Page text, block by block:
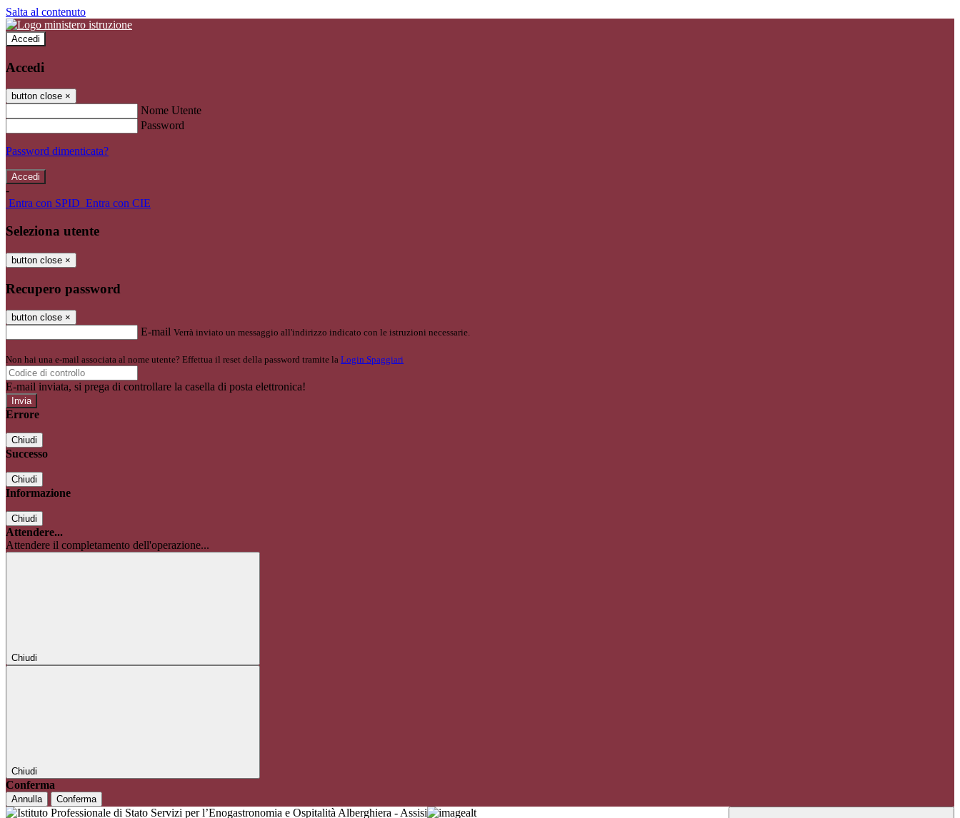
Salta al contenuto
Accedi
Accedi
button close ×
Nome Utente
Password
Password dimenticata?
-
Entra con SPID Entra con CIE
Seleziona utente
button close ×
Recupero password
button close ×
E-mail Verrà inviato un messaggio all'indirizzo indicato con le istruzioni necessarie.
Non hai una e-mail associata al nome utente? Effettua il reset della password tramite la Login Spaggiari
E-mail inviata, si prega di controllare la casella di posta elettronica!
Errore
Chiudi
Successo
Chiudi
Informazione
Chiudi
Attendere...
Attendere il completamento dell'operazione...
Chiudi
Chiudi
Conferma
Annulla Conferma